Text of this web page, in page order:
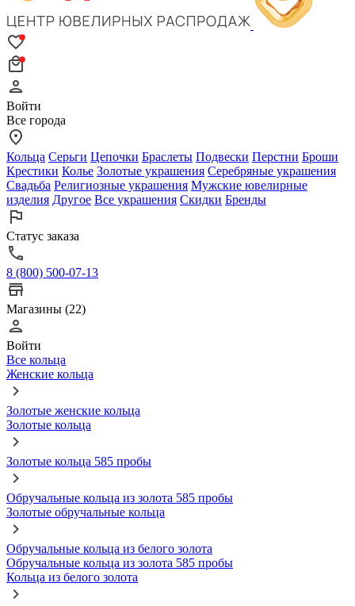
Войти
Все города
Кольца Серьги Цепочки Браслеты Подвески Перстни Броши
Крестики Колье Золотые украшения Серебряные украшения
Свадьба Религиозные украшения Мужские ювелирные
изделия Другое Все украшения Скидки Бренды
Статус заказа
8 (800) 500-07-13
Магазины (22)
Войти
Все кольца
Женские кольца
Золотые женские кольца
Золотые кольца
Золотые кольца 585 пробы
Обручальные кольца из золота 585 пробы
Золотые обручальные кольца
Обручальные кольца из белого золота
Обручальные кольца из золота 585 пробы
Кольца из белого золота